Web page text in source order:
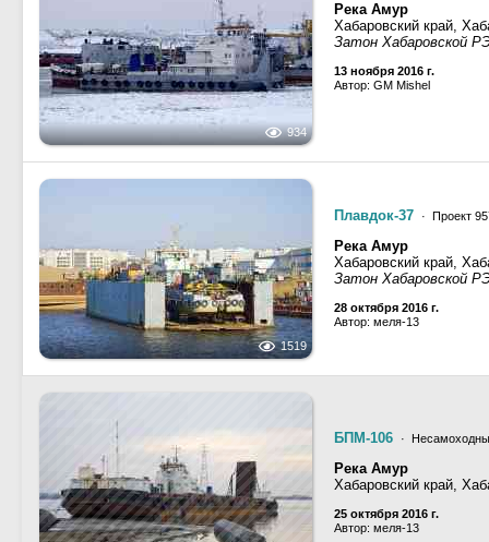
934
Река Амур
Хабаровский край,
Затон Хабаровской
13 ноября 2016 г.
Автор: GM Mishel
1519
Плавдок-37 · Проект
Река Амур
Хабаровский край,
Затон Хабаровской
28 октября 2016 г.
Автор: меля-13
БПМ-106 ·
Река Амур
Хабаровский край,
25 октября 2016 г.
Автор: меля-13